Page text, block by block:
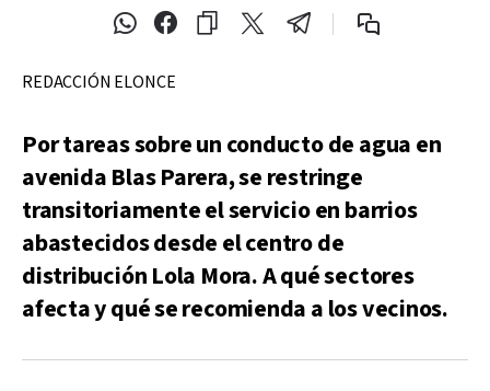
REDACCIÓN ELONCE
Por tareas sobre un conducto de agua en
avenida Blas Parera, se restringe
transitoriamente el servicio en barrios
abastecidos desde el centro de
distribución Lola Mora. A qué sectores
afecta y qué se recomienda a los vecinos.